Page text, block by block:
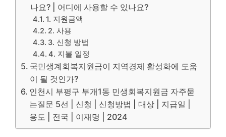
나요? | 어디에 사용할 수 있나요?
1. 지원금액
2. 사용
3. 신청 방법
4. 지불 일정
국민생계회복지원금이 지역경제 활성화에 도움
이 될 것인가?
인천시 부평구 부개1동 민생회복지원금 자주묻
는질문 5선 | 신청 | 신청방법 | 대상 | 지급일 |
용도 | 전국 | 이재명 | 2024